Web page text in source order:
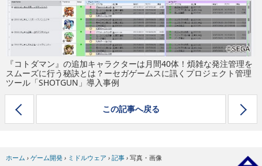
『コトダマン』の追加キャラクターは月間40体！煩雑な発注管理を
スムーズに行う秘訣とは？ーセガゲームスに訊くプロジェクト管理
ツール「SHOTGUN」導入事例
この記事へ戻る
ホーム › ゲーム開発 › ミドルウェア › 記事 › 写真・画像